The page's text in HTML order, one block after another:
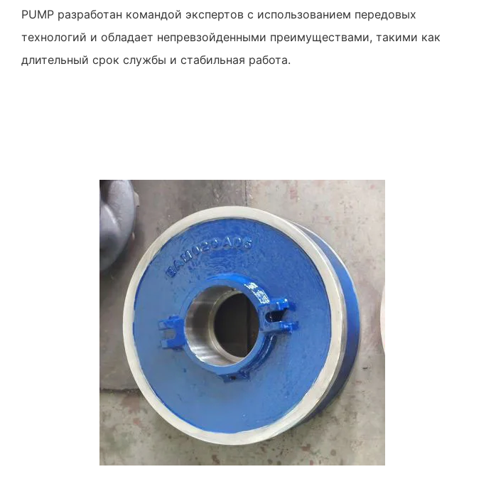
PUMP разработан командой экспертов с использованием передовых
технологий и обладает непревзойденными преимуществами, такими как
длительный срок службы и стабильная работа.